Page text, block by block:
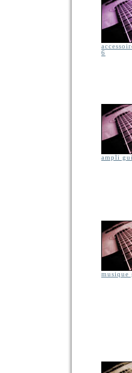
6
ampli
musique